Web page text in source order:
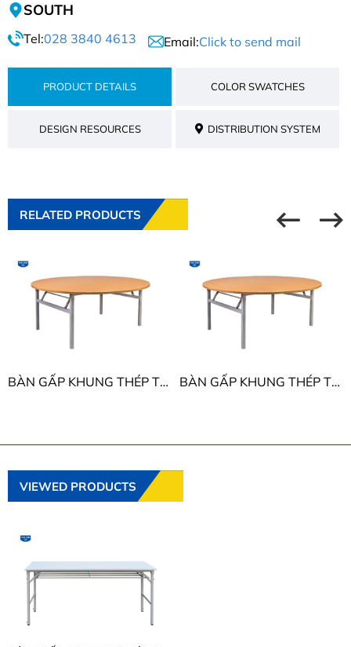
SOUTH
Tel:028 3840 4613 Email:Click to send mail
PRODUCT DETAILS COLOR SWATCHES
DESIGN RESOURCES DISTRIBUTION SYSTEM
RELATED PRODUCTS
BÀN GẤP KHUNG THÉP THE ONE BG06K16 BÀN GẤP KHUNG THÉP THE ONE BG07
VIEWED PRODUCTS